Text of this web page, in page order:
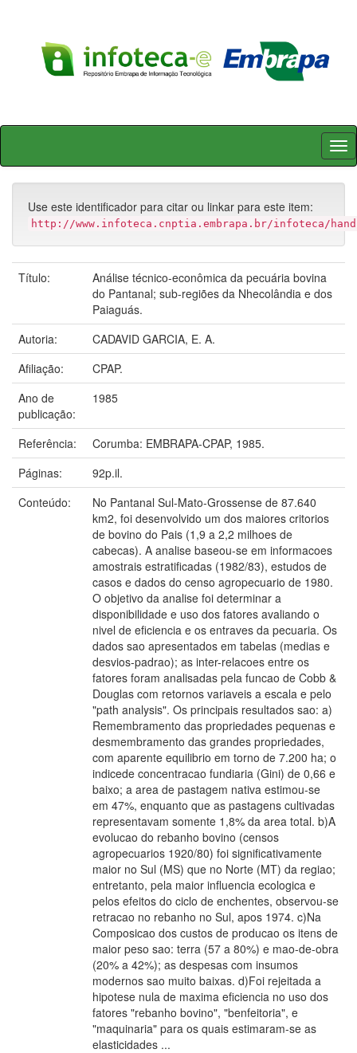
Skip
Use este identificador para citar ou linkar para este item:
http://www.infoteca.cnptia.embrapa.br/infoteca/
Título:
Análise técnico-econômica da pecuária bovina
do Pantanal; sub-regiões da Nhecolândia e dos
Paiaguás.
Autoria:
CADAVID GARCIA, E. A.
Afiliação:
CPAP.
Ano de
publicação:
1985
Referência:
Corumba: EMBRAPA-CPAP, 1985.
Páginas:
92p.il.
Conteúdo:
No Pantanal Sul-Mato-Grossense de 87.640
km2, foi desenvolvido um dos maiores critorios
de bovino do Pais (1,9 a 2,2 milhoes de
cabecas). A analise baseou-se em informacoes
amostrais estratificadas (1982/83), estudos de
casos e dados do censo agropecuario de 1980.
O objetivo da analise foi determinar a
disponibilidade e uso dos fatores avaliando o
nivel de eficiencia e os entraves da pecuaria. Os
dados sao apresentados em tabelas (medias e
desvios-padrao); as inter-relacoes entre os
fatores foram analisadas pela funcao de Cobb &
Douglas com retornos variaveis a escala e pelo
"path analysis". Os principais resultados sao: a)
Remembramento das propriedades pequenas e
desmembramento das grandes propriedades,
com aparente equilibrio em torno de 7.200 ha; o
indicede concentracao fundiaria (Gini) de 0,66 e
baixo; a area de pastagem nativa estimou-se
em 47%, enquanto que as pastagens cultivadas
representavam somente 1,8% da area total. b)A
evolucao do rebanho bovino (censos
agropecuarios 1920/80) foi significativamente
maior no Sul (MS) que no Norte (MT) da regiao;
entretanto, pela maior influencia ecologica e
pelos efeitos do ciclo de enchentes, observou-se
retracao no rebanho no Sul, apos 1974. c)Na
Composicao dos custos de producao os itens de
maior peso sao: terra (57 a 80%) e mao-de-obra
(20% a 42%); as despesas com insumos
modernos sao muito baixas. d)Foi rejeitada a
hipotese nula de maxima eficiencia no uso dos
fatores "rebanho bovino", "benfeitoria", e
"maquinaria" para os quais estimaram-se as
elasticidades ...